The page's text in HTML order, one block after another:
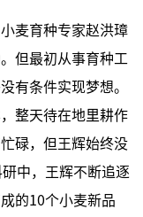
麦育种专家赵洪璋
但最初从事育种工
有条件实现梦想。
整天待在地里耕作
碌，但王辉始终没
中，王辉不断追逐
的10个小麦新品